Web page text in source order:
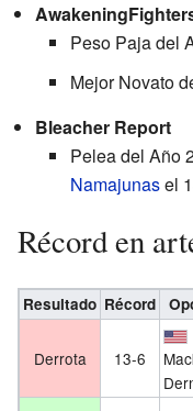
Peso Paja del
Mejor Novato
Bleacher Report
Pelea del Año
Namajunasel
Récord en
Resultado Récord
Derrota 13-6